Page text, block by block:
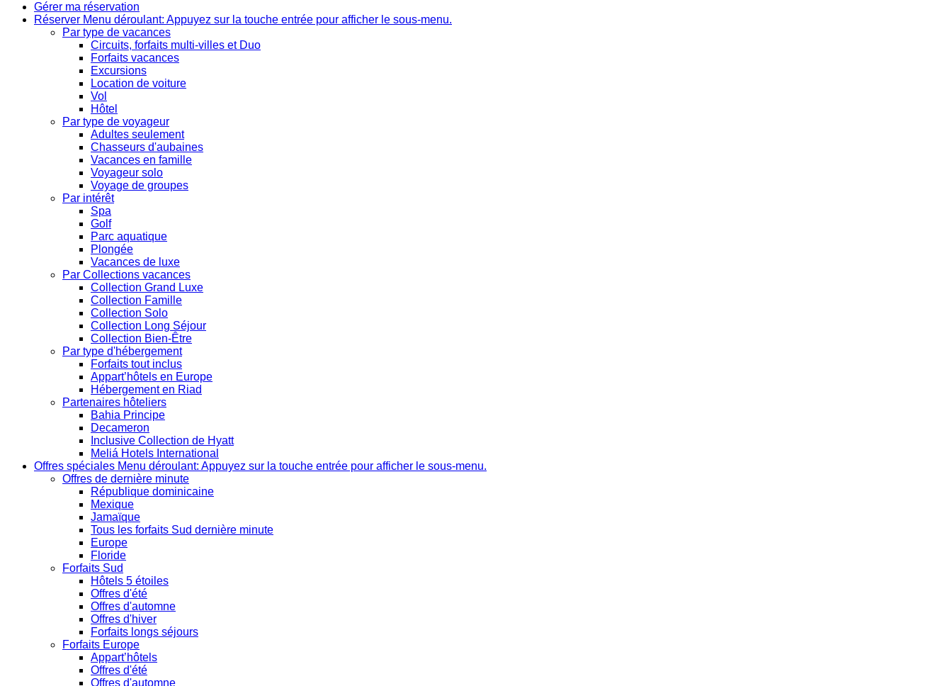
Gérer ma réservation
Réserver Menu déroulant: Appuyez sur la touche entrée pour afficher le sous-menu.
Par type de vacances
Circuits, forfaits multi-villes et Duo
Forfaits vacances
Excursions
Location de voiture
Vol
Hôtel
Par type de voyageur
Adultes seulement
Chasseurs d'aubaines
Vacances en famille
Voyageur solo
Voyage de groupes
Par intérêt
Spa
Golf
Parc aquatique
Plongée
Vacances de luxe
Par Collections vacances
Collection Grand Luxe
Collection Famille
Collection Solo
Collection Long Séjour
Collection Bien-Être
Par type d'hébergement
Forfaits tout inclus
Appart’hôtels en Europe
Hébergement en Riad
Partenaires hôteliers
Bahia Principe
Decameron
Inclusive Collection de Hyatt
Meliá Hotels International
Offres spéciales Menu déroulant: Appuyez sur la touche entrée pour afficher le sous-menu.
Offres de dernière minute
République dominicaine
Mexique
Jamaïque
Tous les forfaits Sud dernière minute
Europe
Floride
Forfaits Sud
Hôtels 5 étoiles
Offres d'été
Offres d'automne
Offres d'hiver
Forfaits longs séjours
Forfaits Europe
Appart’hôtels
Offres d'été
Offres d'automne